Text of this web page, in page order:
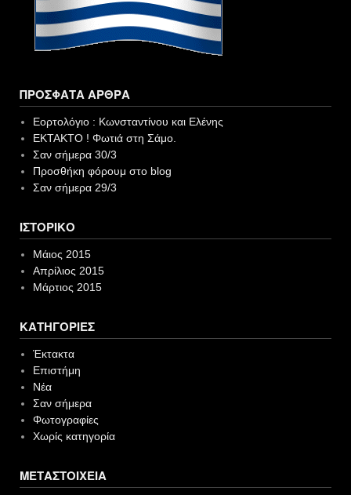
ΠΡΌΣΦΑΤΑ ΆΡΘΡΑ
Εορτολόγιο : Κωνσταντίνου και Ελένης
EKTAKTO ! Φωτιά στη Σάμο.
Σαν σήμερα 30/3
Προσθήκη φόρουμ στο blog
Σαν σήμερα 29/3
ΙΣΤΟΡΙΚΌ
Μάιος 2015
Απρίλιος 2015
Μάρτιος 2015
KΑΤΗΓΟΡΊΕΣ
Έκτακτα
Επιστήμη
Νέα
Σαν σήμερα
Φωτογραφίες
Χωρίς κατηγορία
ΜΕΤΑΣΤΟΙΧΕΊΑ